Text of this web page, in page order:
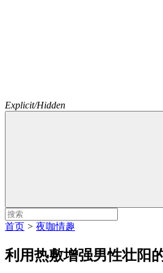
Explicit/Hidden
首页 > 夜咖情趣
利用热敷增强男性壮阳